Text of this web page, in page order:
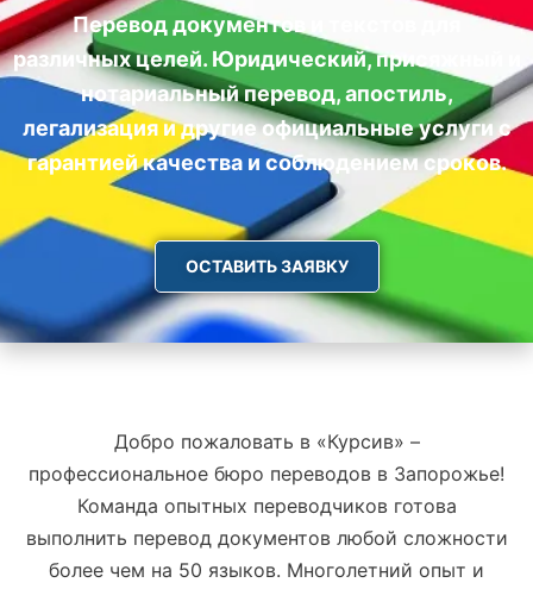
Перевод документов и текстов для
различных целей. Юридический, присяжный и
нотариальный перевод, апостиль,
легализация и другие официальные услуги с
гарантией качества и соблюдением сроков.
ОСТАВИТЬ ЗАЯВКУ
Добро пожаловать в «Курсив» –
профессиональное бюро переводов в Запорожье!
Команда опытных переводчиков готова
выполнить перевод документов любой сложности
более чем на 50 языков. Многолетний опыт и